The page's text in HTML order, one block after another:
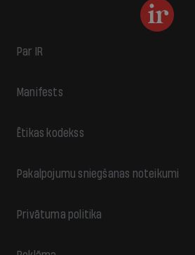
Par IR
Manifests
Ētikas kodekss
Pakalpojumu sniegšanas noteikumi
Privātuma politika